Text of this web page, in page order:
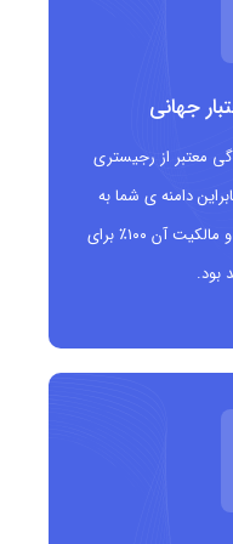
به مخاطبان هدف
کسب وکارهای
تولیدکنندگان و
و بین المللی
و خدمات مرتبط با
جهانی
معتبر از رجیستری
دامنه ی شما به
طور مستقیم و قانونی ثبت می‌شود و مالکیت آن ۱۰۰٪ برای
بود.